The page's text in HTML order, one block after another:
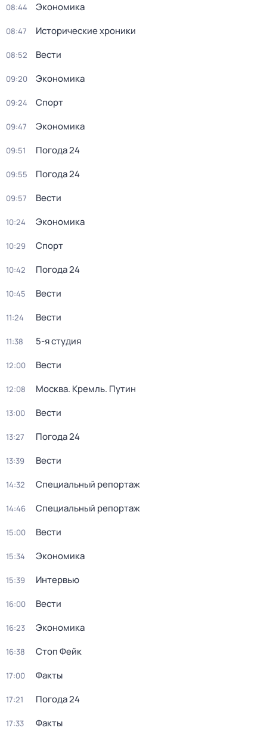
08:44 Экономика
08:47 Исторические хроники
08:52 Вести
09:20 Экономика
09:24 Спорт
09:47 Экономика
09:51 Погода 24
09:55 Погода 24
09:57 Вести
10:24 Экономика
10:29 Спорт
10:42 Погода 24
10:45 Вести
11:24 Вести
11:38 5-я студия
12:00 Вести
12:08 Москва. Кремль. Путин
13:00 Вести
13:27 Погода 24
13:39 Вести
14:32 Специальный репортаж
14:46 Специальный репортаж
15:00 Вести
15:34 Экономика
15:39 Интервью
16:00 Вести
16:23 Экономика
16:38 Стоп Фейк
17:00 Факты
17:21 Погода 24
17:33 Факты